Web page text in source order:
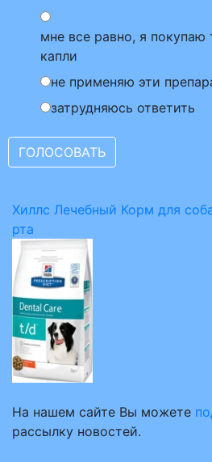
мне все равно, я покупаю
капли
не применяю эти
затрудняюсь ответить
Хиллс Лечебный Корм для
рта
На нашем сайте Вы можете
рассылку новостей.